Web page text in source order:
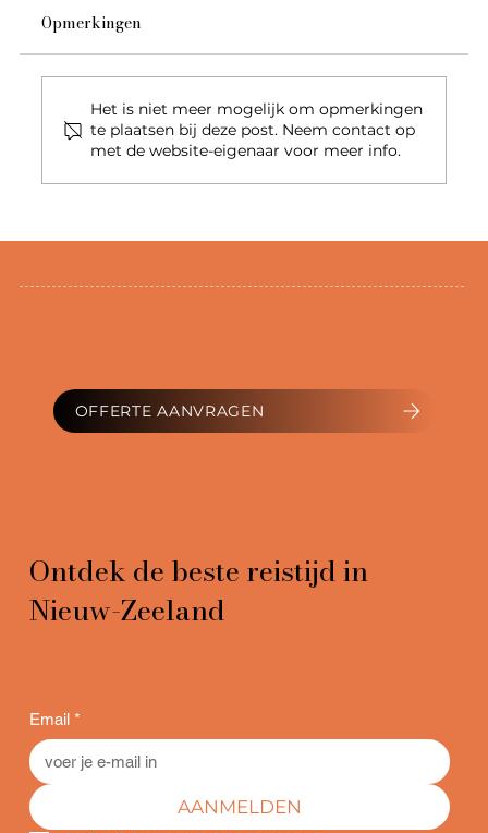
Verantwoord reizen: biodiversiteit,
Opmerkingen
Het is niet meer mogelijk om opmerkingen
te plaatsen bij deze post. Neem contact op
met de website-eigenaar voor meer info.
OFFERTE AANVRAGEN
Ontdek de beste reistijd in
Nieuw-Zeeland
Email *
AANMELDEN